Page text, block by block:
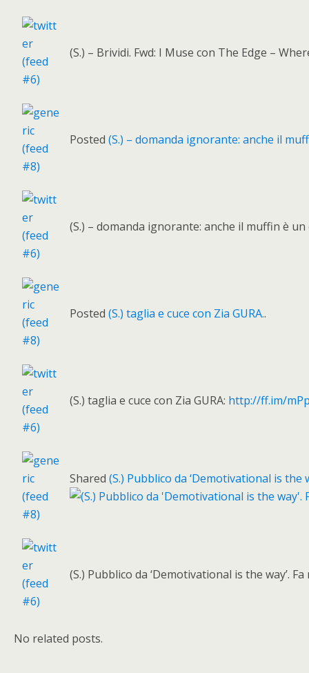
(S.) – Brividi. Fwd: I Muse con The Edge –
Posted (S.) – domanda ignorante: anche il
(S.) – domanda ignorante: anche il muffin è
Posted (S.) taglia e cuce con Zia GURA..
(S.) taglia e cuce con Zia GURA: http://ff.im/
Shared (S.) Pubblico da ‘Demotivational is the
(S.) Pubblico da ‘Demotivational is the way’.
No related posts.